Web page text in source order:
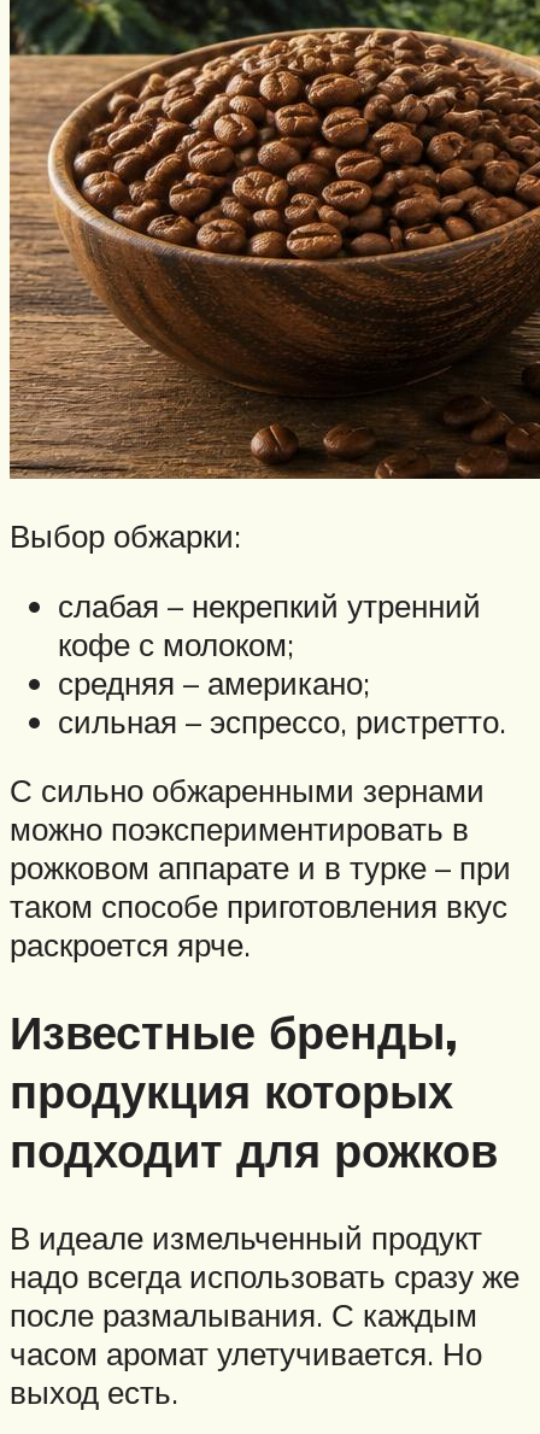
Выбор обжарки:
слабая – некрепкий утренний
кофе с молоком;
средняя – американо;
сильная – эспрессо, ристретто.
С сильно обжаренными зернами
можно поэкспериментировать в
рожковом аппарате и в турке – при
таком способе приготовления вкус
раскроется ярче.
Известные бренды,
продукция которых
подходит для рожков
В идеале измельченный продукт
надо всегда использовать сразу же
после размалывания. С каждым
часом аромат улетучивается. Но
выход есть.